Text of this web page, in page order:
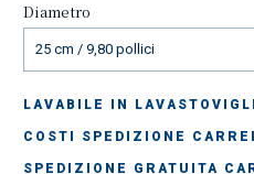
Diametro
25 cm / 9,80 pollici
LAVABILE IN
COSTI SPEDIZIONE
SPEDIZIONE GRATUITA